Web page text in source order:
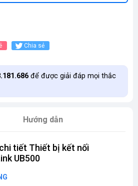
Chia sẻ
để được giải đáp mọi thắc
Hướng dẫn
tiết Thiết bị kết nối
UB500